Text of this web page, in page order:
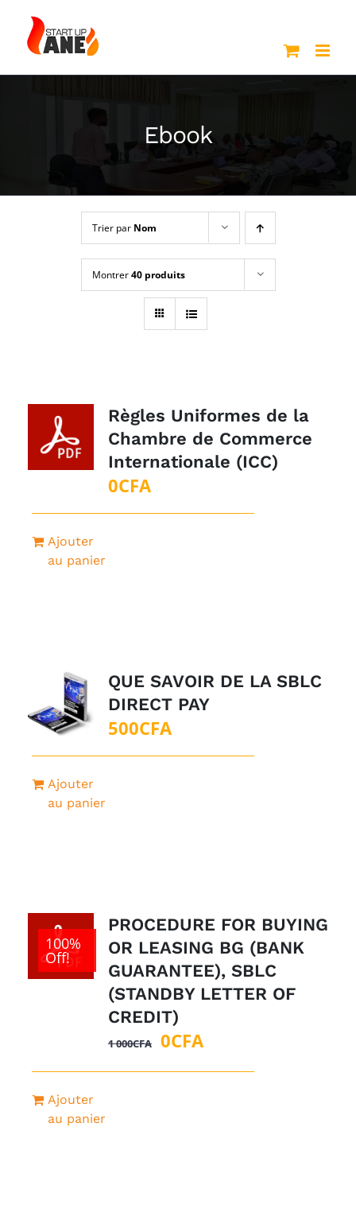
contenu
Ebook
Trier par Nom
Montrer40 produits
Règles Uniformes de la
Chambre de Commerce
Internationale (ICC)
0CFA
Ajouter
au panier
QUE SAVOIR DE LA SBLC
DIRECT PAY
500CFA
Ajouter
au panier
100%
Off!
PROCEDURE FOR BUYING
OR LEASING BG (BANK
GUARANTEE), SBLC
(STANDBY LETTER OF
CREDIT)
1 000CFA
Le
0CFALe
Ajouter
au panier